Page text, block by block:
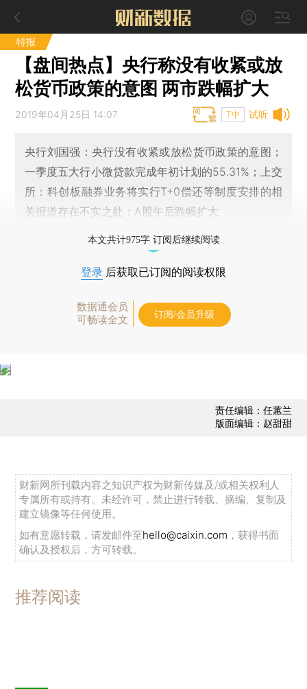
特报
【盘间热点】央行称没有收紧或放
松货币政策的意图 两市跌幅扩大
试听
2019年04月25日 14:07 T中
央行刘国强：央行没有收紧或放松货币政策的意图；
一季度五大行小微贷款完成年初计划的55.31%；上交
所：科创板融券业务将实行T+0偿还等制度安排的相
关报道存在不实之处；A股午后跌幅扩大
本文共计975字 订阅后继续阅读
登录 后获取已订阅的阅读权限
数据通会员
可畅读全文
订阅/会员升级
责任编辑：任蕙兰
版面编辑：赵甜甜
财新网所刊载内容之知识产权为财新传媒及/或相关权利人
专属所有或持有。未经许可，禁止进行转载、摘编、复制及
建立镜像等任何使用。
如有意愿转载，请发邮件至hello@caixin.com ，获得书面
确认及授权后，方可转载。
推荐阅读